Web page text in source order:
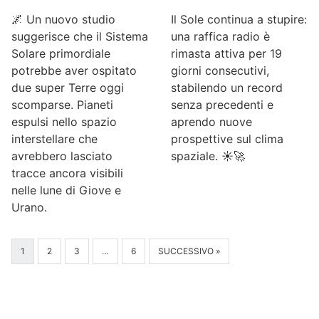
🌌 Un nuovo studio
suggerisce che il Sistema
Solare primordiale
potrebbe aver ospitato
due super Terre oggi
scomparse. Pianeti
espulsi nello spazio
interstellare che
avrebbero lasciato
tracce ancora visibili
nelle lune di Giove e
Urano.
Il Sole continua a stupire:
una raffica radio è
rimasta attiva per 19
giorni consecutivi,
stabilendo un record
senza precedenti e
aprendo nuove
prospettive sul clima
spaziale. ☀️🚀
1 2 3 … 6 SUCCESSIVO »